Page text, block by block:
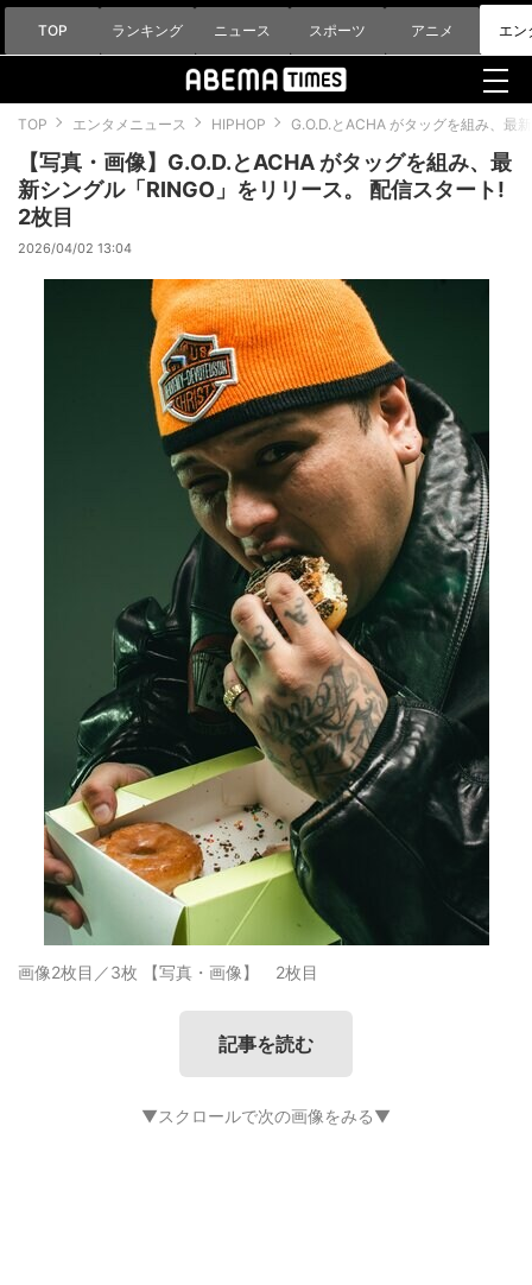
TOP ランキング ニュース スポーツ アニメ エン
TOP エンタメニュース HIPHOP G.O.D.とACHA がタッグを組み、最
【写真・画像】G.O.D.とACHA がタッグを組み、最
新シングル「RINGO」をリリース。 配信スタート!
2枚目
2026/04/02 13:04
画像2枚目／3枚 【写真・画像】 2枚目
記事を読む
▼スクロールで次の画像をみる▼